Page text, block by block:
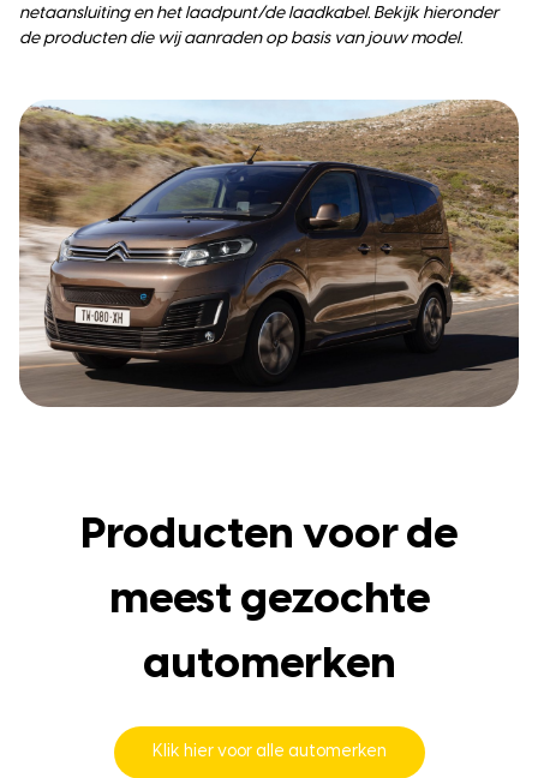
netaansluiting en het laadpunt/de laadkabel. Bekijk hieronder
de producten die wij aanraden op basis van jouw model.
Producten voor de
meest gezochte
automerken
Klik hier voor alle automerken